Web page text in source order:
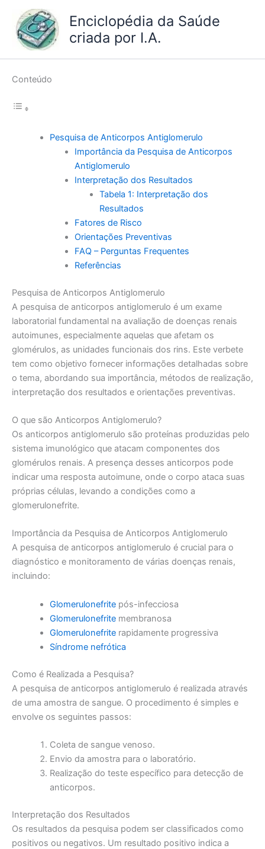
conteúdo
Enciclopédia da Saúde
criada por I.A.
Conteúdo
Pesquisa de Anticorpos Antiglomerulo
Importância da Pesquisa de Anticorpos
Antiglomerulo
Interpretação dos Resultados
Tabela 1: Interpretação dos
Resultados
Fatores de Risco
Orientações Preventivas
FAQ – Perguntas Frequentes
Referências
Pesquisa de Anticorpos Antiglomerulo
A pesquisa de anticorpos antiglomerulo é um exame
laboratorial fundamental na avaliação de doenças renais
autoimunes, especialmente aquelas que afetam os
glomérulos, as unidades funcionais dos rins. Este verbete
tem como objetivo fornecer informações detalhadas sobre
o tema, abordando sua importância, métodos de realização,
interpretação dos resultados e orientações preventivas.
O que são Anticorpos Antiglomerulo?
Os anticorpos antiglomerulo são proteínas produzidas pelo
sistema imunológico que atacam componentes dos
glomérulos renais. A presença desses anticorpos pode
indicar uma resposta autoimune, onde o corpo ataca suas
próprias células, levando a condições como a
glomerulonefrite.
Importância da Pesquisa de Anticorpos Antiglomerulo
A pesquisa de anticorpos antiglomerulo é crucial para o
diagnóstico e monitoramento de várias doenças renais,
incluindo:
Glomerulonefritepós-infecciosa
Glomerulonefritemembranosa
Glomerulonefriterapidamente progressiva
Síndrome nefrótica
Como é Realizada a Pesquisa?
A pesquisa de anticorpos antiglomerulo é realizada através
de uma amostra de sangue. O procedimento é simples e
envolve os seguintes passos:
Coleta de sangue venoso.
Envio da amostra para o laboratório.
Realização do teste específico para detecção de
anticorpos.
Interpretação dos Resultados
Os resultados da pesquisa podem ser classificados como
positivos ou negativos. Um resultado positivo indica a